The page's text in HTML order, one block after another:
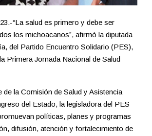
“La salud es primero y debe ser
los michoacanos”, afirmó la diputada
del Partido Encuentro Solidario (PES),
Primera Jornada Nacional de Salud
de la Comisión de Salud y Asistencia
del Estado, la legisladora del PES
políticas, planes y programas
difusión, atención y fortalecimiento de